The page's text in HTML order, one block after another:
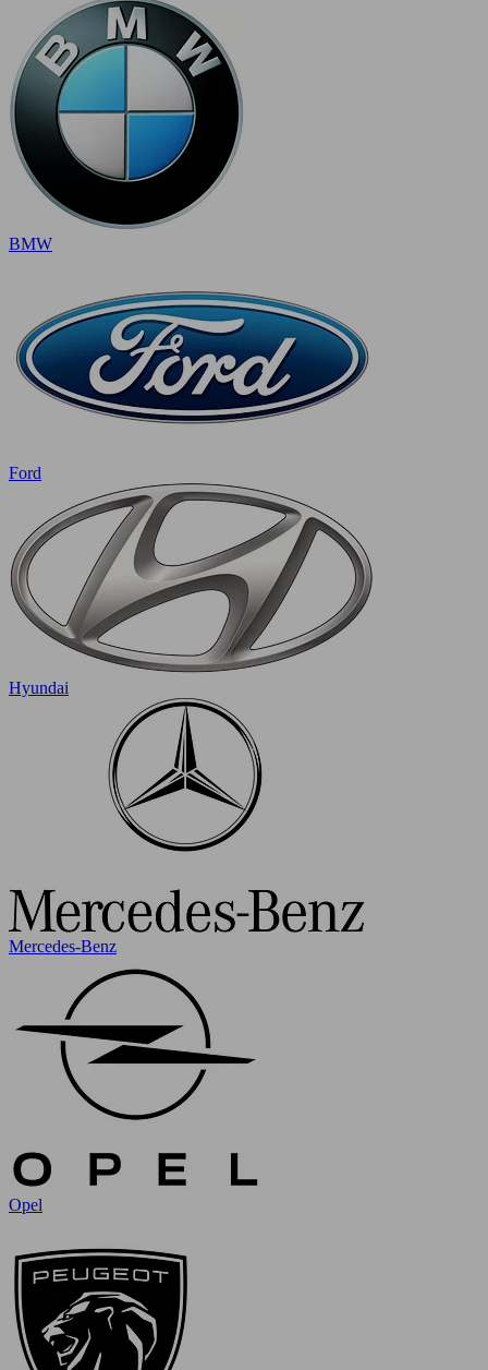
BMW
Ford
Hyundai
Mercedes-Benz
Opel